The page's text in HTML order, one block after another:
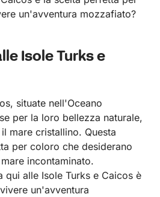
un'avventura mozzafiato?
Isole Turks e
situate nell'Oceano
per la loro bellezza naturale,
mare cristallino. Questa
per coloro che desiderano
incontaminato.
qui alle Isole Turks e Caicos è
un'avventura